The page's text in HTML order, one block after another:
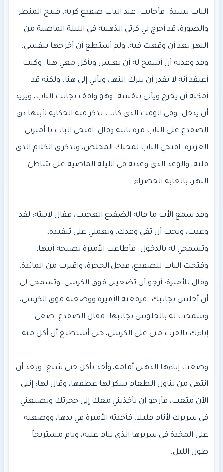
الباب بشدة. فأجابت: عند الباب ضفدع كريه، قبيح المنظر
والصورة، قد أخرج لي كرتي الذهبية في الليلة الماضية من
النهر بعد أن وقعت فيه، ولم أستطع أن أخرجها بنفسي.
وقد وعدته أن أسمح له أن يعيش ويأكل معي هنا. وكنت
أعتقد أنه لا يقدر أن يترك النهر، ويأتي إلى هنا. ولكنه قد
أمكنه أن يخرج ويأتي بنفسه. وهو واقف بجانب الباب، ويريد
أن يدخل. وفي الوقت الذي كانت تذكر فيه الحكاية لأبيها دق
الضفدع على الباب مرة ثانية وقال: افتحي الباب يا أميرتي
العزيزة. افتحي الباب لمحبك المخلص، وتذكري الكلام الذي
قلته، والوعد الذي وعدته في الليلة الماضية على شاطئ
وقد سمع الأب ما قاله الضفدع العجيب، فقال لابنته: لقد
وعدت، ويجب أن تفي وعدك، وتعملي على تنفيذه،
وتسمحي له بالدخول. فأطاعت الأميرة نصيحة أبيها،
وفتحت الباب للضفدع، فدخل الحجرة، واقترب من المائدة،
وقال للأميرة: أرجو أن تضعيني فوق الكرسي، وتسمحي لي
أن أجلس بجانبك. فرفعته الأميرة ووضعته فوق الكرسي،
وسمحت له بالجلوس بجانبها. فقال الضفدع: ضعي
وضعت إناءها الذهبي أمامه، وأخذ يأكل حتى شبع. وبعد أن
انتهى من تناول الطعام شكر لها عطفها، وقال لها: إنني
الآن متعب، فأرجو ان تأخذيني معك إلى حجرتك وتضيعني
في سريرك لأنام قليلا. فأخذته الأميرة في يدها، ووضعته
على المخدة في سريرها الذي تنام عليه، ونام مستريحاً